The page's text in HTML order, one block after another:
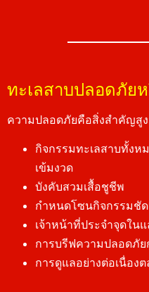
ทะเลสาบปลอดภัย
ความปลอดภัยคือสิ่งสำคัญสูง
กิจกรรมทะเลสาบทั้งห
เข้มงวด
บังคับสวมเสื้อชูชีพ
กำหนดโซนกิจกรรมชัด
เจ้าหน้าที่ประจำจุดใน
การบรีฟความปลอดภัย
การดูแลอย่างต่อเนื่อง